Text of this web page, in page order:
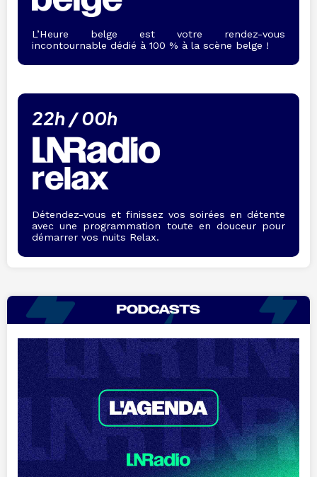
L’Heure belge est votre rendez-vous
incontournable dédié à 100 % à la scène belge !
22h / 00h
Détendez-vous et finissez vos soirées en détente
avec une programmation toute en douceur pour
démarrer vos nuits Relax.